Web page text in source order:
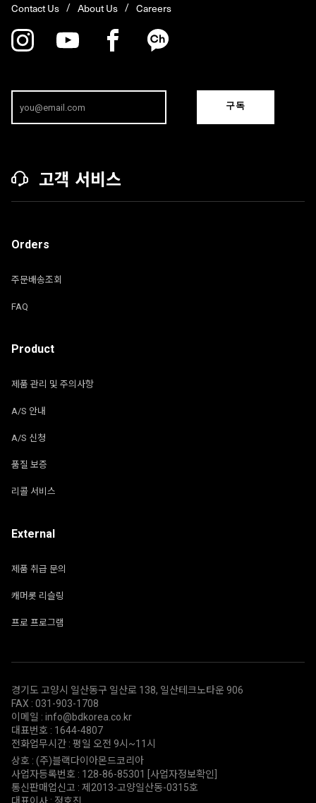
Contact Us About Us Careers
구독
고객 서비스
Orders
주문배송조회
FAQ
Product
제품 관리 및 주의사항
A/S 안내
A/S 신청
품질 보증
리콜 서비스
External
제품 취급 문의
캐머롯 리슬링
프로 프로그램
경기도 고양시 일산동구 일산로 138, 일산테크노타운 906
FAX : 031-903-1708
이메일 : info@bdkorea.co.kr
대표번호 : 1644-4807
전화업무시간 : 평일 오전 9시~11시
상호 : (주)블랙다이아몬드코리아
사업자등록번호 : 128-86-85301
[사업자정보확인]
통신판매업신고 : 제2013-고양일산동-0315호